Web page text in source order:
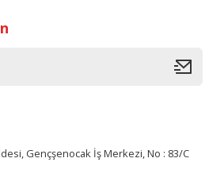
Gençşenocak İş Merkezi, No : 83/C